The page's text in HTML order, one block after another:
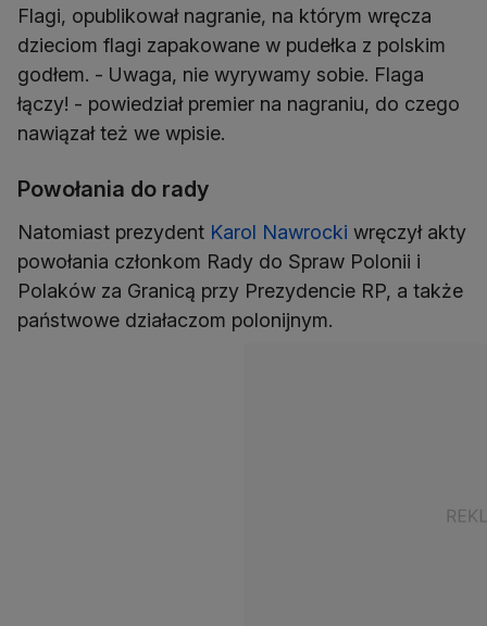
Flagi, opublikował nagranie, na którym wręcza
dzieciom flagi zapakowane w pudełka z polskim
godłem. - Uwaga, nie wyrywamy sobie. Flaga
łączy! - powiedział premier na nagraniu, do czego
nawiązał też we wpisie.
Powołania do rady
Natomiast prezydent Karol Nawrocki wręczył akty
powołania członkom Rady do Spraw Polonii i
Polaków za Granicą przy Prezydencie RP, a także
państwowe działaczom polonijnym.